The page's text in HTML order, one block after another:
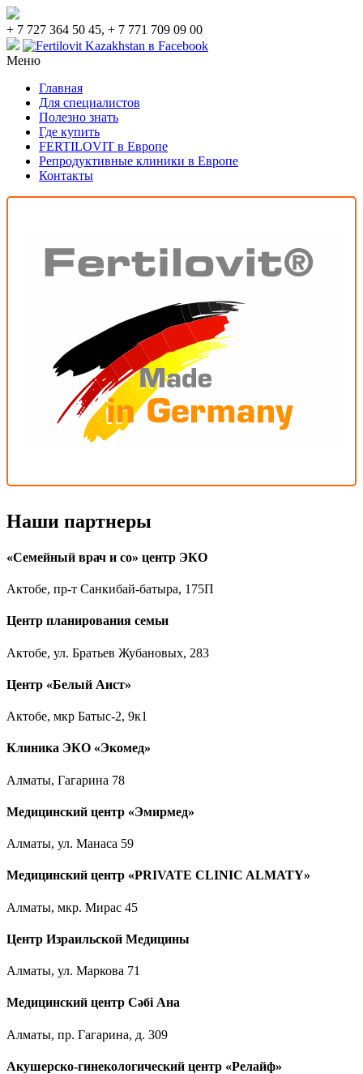
+ 7 727 364 50 45, + 7 771 709 09 00
Меню
Главная
Для специалистов
Полезно знать
Где купить
FERTILOVIT в Европе
Репродуктивные клиники в Европе
Контакты
Наши партнеры
«Семейный врач и со» центр ЭКО
Актобе, пр-т Санкибай-батыра, 175П
Центр планирования семьи
Актобе, ул. Братьев Жубановых, 283
Центр «Белый Аист»
Актобе, мкр Батыс-2, 9к1
Клиника ЭКО «Экомед»
Алматы, Гагарина 78
Медицинский центр «Эмирмед»
Алматы, ул. Манаса 59
Медицинский центр «PRIVATE CLINIC ALMATY»
Алматы, мкр. Мирас 45
Центр Израильской Медицины
Алматы, ул. Маркова 71
Медицинский центр Сәбі Ана
Алматы, пр. Гагарина, д. 309
Акушерско-гинекологический центр «Релайф»